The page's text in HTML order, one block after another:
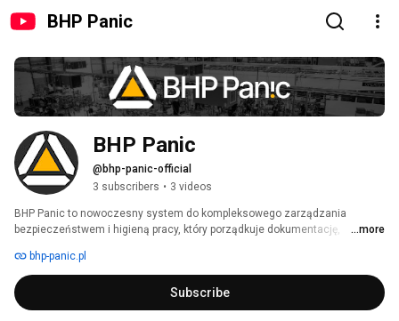
BHP Panic
BHP Panic
@bhp-panic-official
3 subscribers • 3 videos
BHP Panic to nowoczesny system do kompleksowego zarządzania
bezpieczeństwem i higieną pracy, który porządkuje dokumentację,
z realnymi potrzebami organizacji, wspierając ochronę zdrowia i
bezpieczeństwa pracowników każdego dnia.
...more
bhp-panic.pl
Subscribe